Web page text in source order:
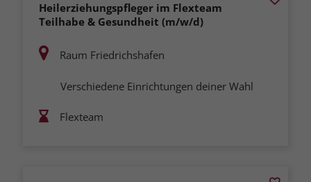
Heilerziehungspfleger im Flexteam
Teilhabe & Gesundheit (m/w/d)
Raum Friedrichshafen
Verschiedene Einrichtungen deiner Wahl
Flexteam